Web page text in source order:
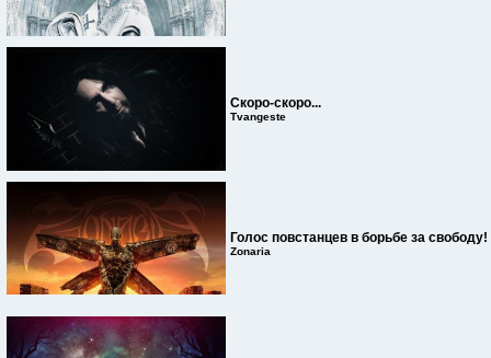
Скоро-скоро...
Tvangeste
Голос повстанцев в борьбе за свободу!
Zonaria